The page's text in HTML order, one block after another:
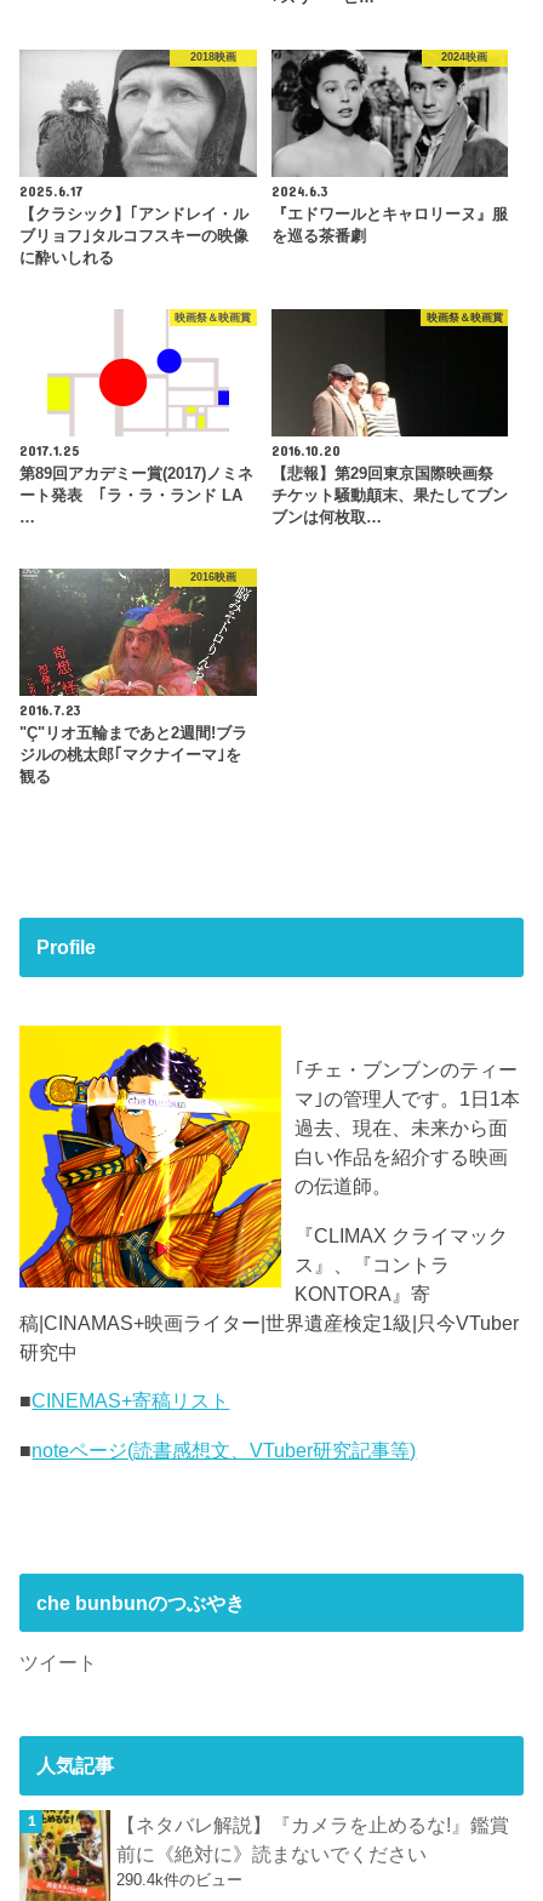
2018映画
2025.6.17
【クラシック】｢アンドレイ・ル
ブリョフ｣タルコフスキーの映像
に酔いしれる
2024映画
2024.6.3
『エドワールとキャロリーヌ』服
を巡る茶番劇
映画祭＆映画賞
2017.1.25
第89回アカデミー賞(2017)ノミネ
ート発表 ｢ラ・ラ・ランド LA
…
映画祭＆映画賞
2016.10.20
【悲報】第29回東京国際映画祭
チケット騒動顛末、果たしてブン
ブンは何枚取…
2016映画
2016.7.23
"Ç"リオ五輪まであと2週間!ブラ
ジルの桃太郎｢マクナイーマ｣を
観る
Profile
｢チェ・ブンブンのティー
マ｣の管理人です。1日1本
過去、現在、未来から面
白い作品を紹介する映画
の伝道師。
『CLIMAX クライマック
ス』、『コントラ
KONTORA』寄
稿|CINAMAS+映画ライター|世界遺産検定1級|只今VTuber
研究中
■CINEMAS+寄稿リスト
■noteページ(読書感想文、VTuber研究記事等)
che bunbunのつぶやき
ツイート
人気記事
【ネタバレ解説】『カメラを止めるな!』鑑賞
前に《絶対に》読まないでください
290.4k件のビュー